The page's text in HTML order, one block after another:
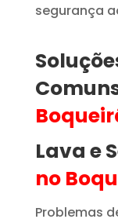
segurança
Lava e
no
Problemas